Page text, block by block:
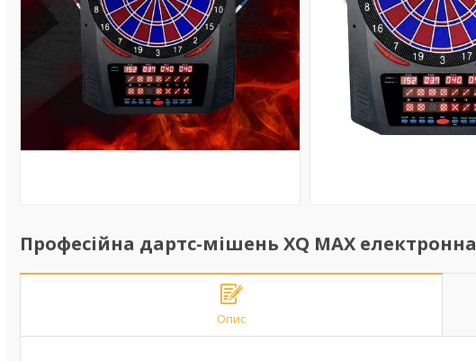
Професійна дартс-мішень XQ MAX електронна
Опис